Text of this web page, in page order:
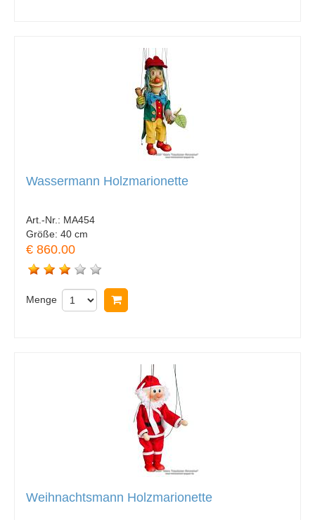
Wassermann Holzmarionette
Art.-Nr.: MA454
Größe: 40 cm
€ 860.00
Menge
Weihnachtsmann Holzmarionette